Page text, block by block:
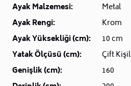
Ayak Malzemesi:
Metal
Ayak Rengi:
Krom
Ayak Yüksekliği (cm):
10 cm
Yatak Ölçüsü (cm):
Çift
Genişlik (cm):
160